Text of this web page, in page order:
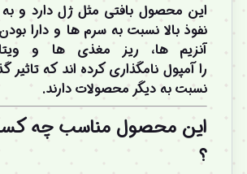
این محصول بافتی مثل ژل دارد و
نفوذ بالا نسبت به سرم ها و دارا
آنزیم ها، ریز مغذی ها و
را آمپول نامگذاری کرده اند که تاثیر
نسبت به دیگر محصولات دارند.
این محصول مناسب چه
؟